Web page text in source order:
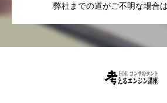
弊社までの道がご不明な場合